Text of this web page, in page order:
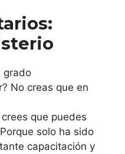
de
grado
No creas que en
que puedes
solo ha sido
capacitación y